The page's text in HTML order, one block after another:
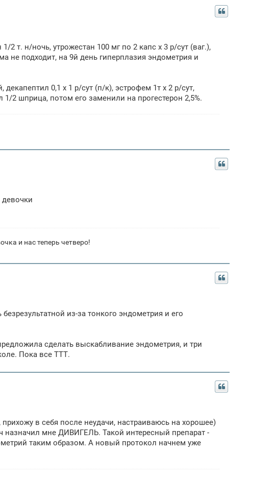
т. н/ночь, утрожестан 100 мг по 2 капс х 3 р/сут (ваг.),
не подходит, на 9й день гиперплазия эндометрия и
0,1 х 1 р/сут (п/к), эстрофем 1т х 2 р/сут,
2 шприца, потом его заменили на прогестерон 2,5%.
и нас теперь четверо!
из-за тонкого эндометрия и его
сделать выскабливание эндометрия, и три
Пока все ТТТ.
в себя после неудачи, настраиваюсь на хорошее)
назначил мне ДИВИГЕЛЬ. Такой интересный препарат -
таким образом. А новый протокол начнем уже